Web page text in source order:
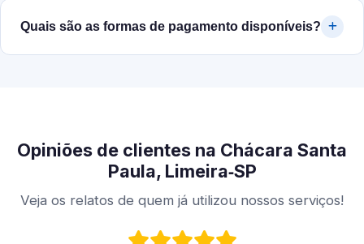
Quais são as formas de pagamento disponíveis?
Opiniões de clientes na Chácara Santa
Paula, Limeira‑SP
Veja os relatos de quem já utilizou nossos serviços!